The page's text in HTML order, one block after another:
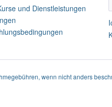
und Dienstleistungen
wenn nicht anders